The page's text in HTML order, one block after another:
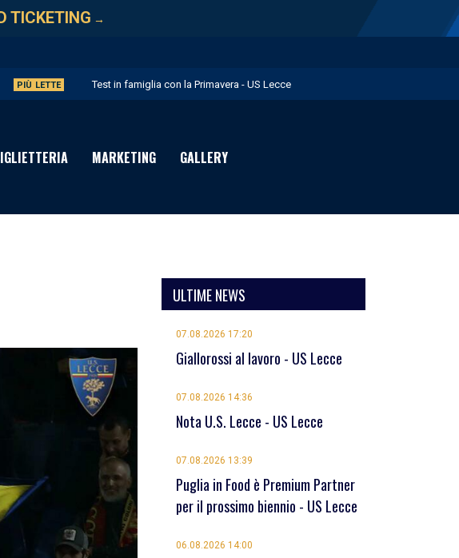
TICKETING →
PIÙ LETTE Test in famiglia con la Primavera - US Lecce
Geubbels in giallorosso - US Lecce
Aratravel è Premium Partner per la stagione 2026/27 - US Lecce
MARKETING GALLERY
ULTIME NEWS
07.08.2026 17:20
Giallorossi al lavoro - US Lecce
07.08.2026 14:36
Nota U.S. Lecce - US Lecce
07.08.2026 13:39
Puglia in Food è Premium Partner
per il prossimo biennio - US Lecce
06.08.2026 14:00